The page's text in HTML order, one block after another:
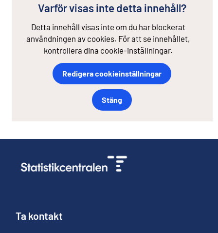
Varför visas inte detta innehåll?
Detta innehåll visas inte om du har blockerat
användningen av cookies. För att se innehållet,
kontrollera dina cookie-inställningar.
Redigera cookieinställningar
Stäng
Ta kontakt